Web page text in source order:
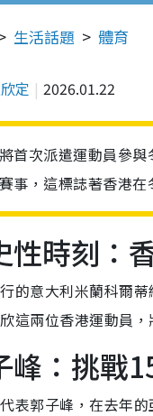
生活話題 體育
定 2026.01.22
首次派遣運動員參
事，這標誌著香港
性時刻：
的意大利米蘭科爾
這兩位香港運動員
峰：挑戰
表郭子峰，在去年